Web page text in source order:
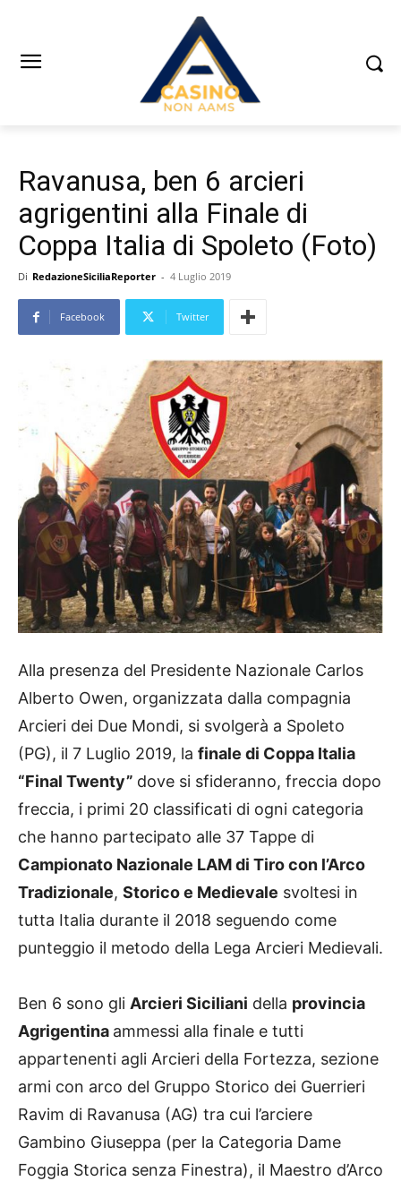
Ravanusa, ben 6 arcieri
agrigentini alla Finale di
Coppa Italia di Spoleto (Foto)
Di RedazioneSiciliaReporter - 4 Luglio 2019
Facebook Twitter
Alla presenza del Presidente Nazionale Carlos
Alberto Owen, organizzata dalla compagnia
Arcieri dei Due Mondi, si svolgerà a Spoleto
(PG), il 7 Luglio 2019, la finale di Coppa Italia
“Final Twenty” dove si sfideranno, freccia dopo
freccia, i primi 20 classificati di ogni categoria
che hanno partecipato alle 37 Tappe di
Campionato Nazionale LAM di Tiro con l’Arco
Tradizionale, Storico e Medievale svoltesi in
tutta Italia durante il 2018 seguendo come
punteggio il metodo della Lega Arcieri Medievali.
Ben 6 sono gli Arcieri Siciliani della provincia
Agrigentina ammessi alla finale e tutti
appartenenti agli Arcieri della Fortezza, sezione
armi con arco del Gruppo Storico dei Guerrieri
Ravim di Ravanusa (AG) tra cui l’arciere
Gambino Giuseppa (per la Categoria Dame
Foggia Storica senza Finestra), il Maestro d’Arco